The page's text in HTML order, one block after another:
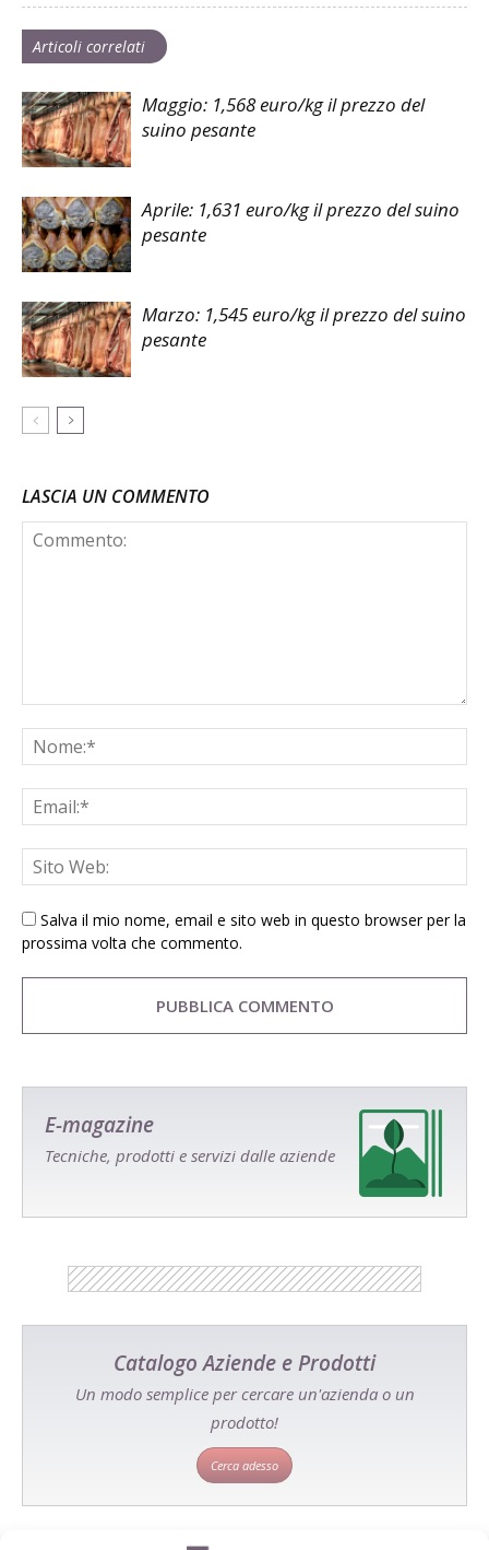
Articoli correlati
Maggio: 1,568 euro/kg il prezzo del
suino pesante
Aprile: 1,631 euro/kg il prezzo del suino
pesante
Marzo: 1,545 euro/kg il prezzo del suino
pesante
LASCIA UN COMMENTO
Salva il mio nome, email e sito web in questo browser per la
prossima volta che commento.
E-magazine
Tecniche, prodotti e servizi dalle aziende
Catalogo Aziende e Prodotti
Un modo semplice per cercare un'azienda o un
prodotto!
Cerca adesso